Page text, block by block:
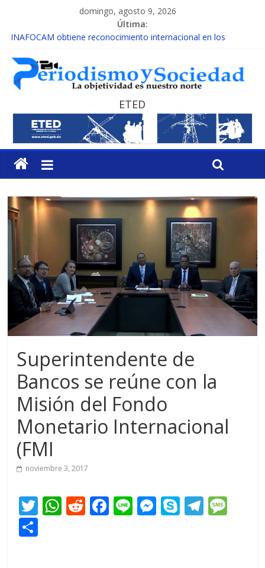
domingo, agosto 9, 2026
Última:
INAFOCAM obtiene reconocimiento internacional en los
15 de febrero de cada año es Día Nacional de la lucha contra el
cáncer infantil
EL ENFOQUE UNILATERAL DE LA COALICIÓN
MESCyT y Universidad Albizu apoyarán rehabilitación de
reclusos
MESCyT presenta calendario de Consulta Nacional por la
Educación
ETED
Superintendente de
Bancos se reúne con la
Misión del Fondo
Monetario Internacional
(FMI
noviembre 3, 2017
T W R F Li M S T